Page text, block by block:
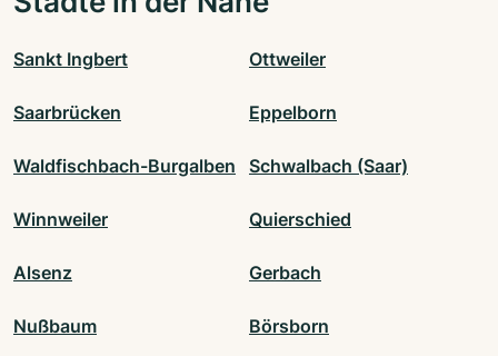
Sankt Ingbert Ottweiler
Saarbrücken Eppelborn
Waldfischbach-Burgalben Schwalbach (Saar)
Winnweiler Quierschied
Alsenz Gerbach
Nußbaum Börsborn